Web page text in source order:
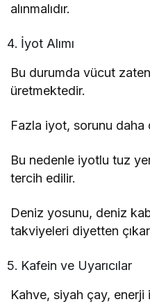
alınmalıdır.
İyot Alımı
Bu durumda vücut
üretmektedir.
Fazla iyot, sorunu daha
Bu nedenle iyotlu tuz
tercih edilir.
Deniz yosunu, deniz
takviyeleri diyetten
Kafein ve Uyarıcılar
Kahve, siyah çay,